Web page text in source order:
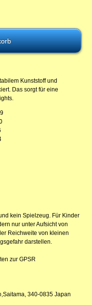
Kunststoff und
Das sorgt für eine
kein Spielzeug. Für Kinder
nur unter Aufsicht von
Reichweite von kleinen
darstellen.
zur GPSR
340-0835 Japan